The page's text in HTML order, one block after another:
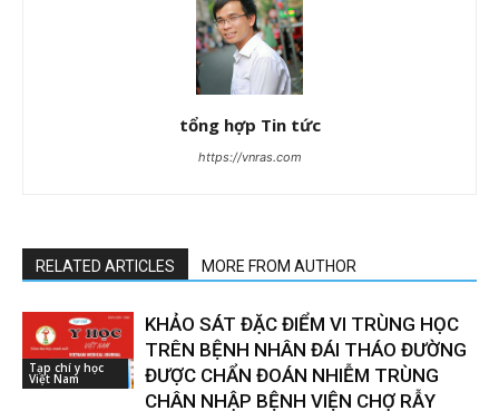
tổng hợp Tin tức
https://vnras.com
RELATED ARTICLES MORE FROM AUTHOR
Tạp chí y học
Việt Nam
KHẢO SÁT ĐẶC ĐIỂM VI TRÙNG HỌC
TRÊN BỆNH NHÂN ĐÁI THÁO ĐƯỜNG
ĐƯỢC CHẨN ĐOÁN NHIỄM TRÙNG
CHÂN NHẬP BỆNH VIỆN CHỢ RẪY